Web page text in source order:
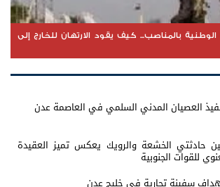
الوطنية بالمناصب... كيف يقود الارتهان للخارج إلى
العصيان المدني السلمي في العاصمة عدن
حادثتي الخشعة والرويك يعكس تميز العقيدة
للقوات الجنوبية
سفينة تجارية في خليج عدن